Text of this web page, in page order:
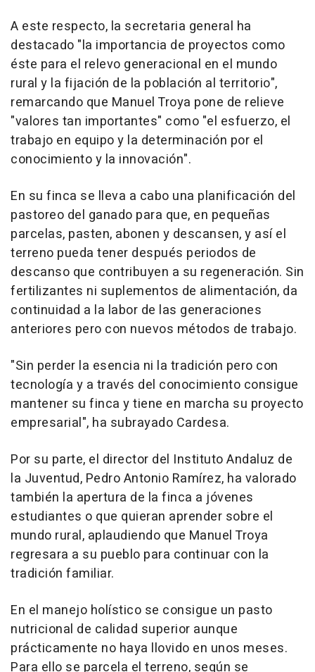
A este respecto, la secretaria general ha
destacado "la importancia de proyectos como
éste para el relevo generacional en el mundo
rural y la fijación de la población al territorio",
remarcando que Manuel Troya pone de relieve
"valores tan importantes" como "el esfuerzo, el
trabajo en equipo y la determinación por el
conocimiento y la innovación".
En su finca se lleva a cabo una planificación del
pastoreo del ganado para que, en pequeñas
parcelas, pasten, abonen y descansen, y así el
terreno pueda tener después periodos de
descanso que contribuyen a su regeneración. Sin
fertilizantes ni suplementos de alimentación, da
continuidad a la labor de las generaciones
anteriores pero con nuevos métodos de trabajo.
"Sin perder la esencia ni la tradición pero con
tecnología y a través del conocimiento consigue
mantener su finca y tiene en marcha su proyecto
empresarial", ha subrayado Cardesa.
Por su parte, el director del Instituto Andaluz de
la Juventud, Pedro Antonio Ramírez, ha valorado
también la apertura de la finca a jóvenes
estudiantes o que quieran aprender sobre el
mundo rural, aplaudiendo que Manuel Troya
regresara a su pueblo para continuar con la
tradición familiar.
En el manejo holístico se consigue un pasto
nutricional de calidad superior aunque
prácticamente no haya llovido en unos meses.
Para ello se parcela el terreno, según se